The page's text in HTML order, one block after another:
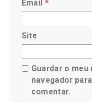
Email *
Site
Guardar o
navegador
comentar.